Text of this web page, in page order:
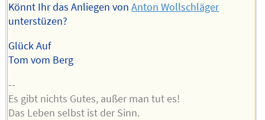
Könnt Ihr das Anliegen vonAnton Wollschläger
unterstüzen?
Glück Auf
Tom vom Berg
--
Es gibt nichts Gutes, außer man tut es!
Das Leben selbst ist der Sinn.